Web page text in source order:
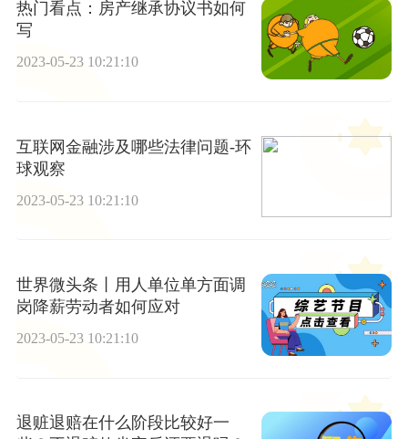
热门看点：房产继承协议书如何
写
2023-05-23 10:21:10
互联网金融涉及哪些法律问题-环
球观察
2023-05-23 10:21:10
世界微头条丨用人单位单方面调
岗降薪劳动者如何应对
2023-05-23 10:21:10
退赃退赔在什么阶段比较好一